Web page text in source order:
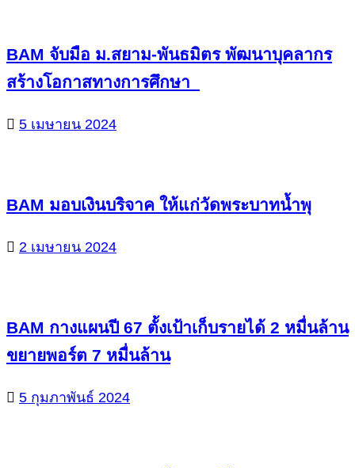
BAM จับมือ ม.สยาม-พันธมิตร พัฒนาบุคลากร
สร้างโอกาสทางการศึกษา
5 เมษายน 2024
BAM มอบเงินบริจาค ให้แก่วัดพระบาทน้ำพุ
2 เมษายน 2024
BAM กางแผนปี 67 ตั้งเป้าเก็บรายได้ 2 หมื่นล้าน
ขยายพอร์ต 7 หมื่นล้าน
5 กุมภาพันธ์ 2024